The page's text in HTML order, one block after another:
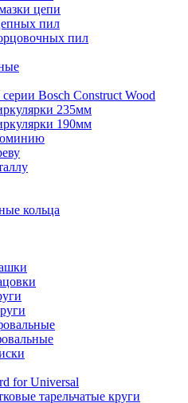
цепи
пил
пил
Bosch Construct Wood
235мм
190мм
кольца
for Universal
тарельчатые круги